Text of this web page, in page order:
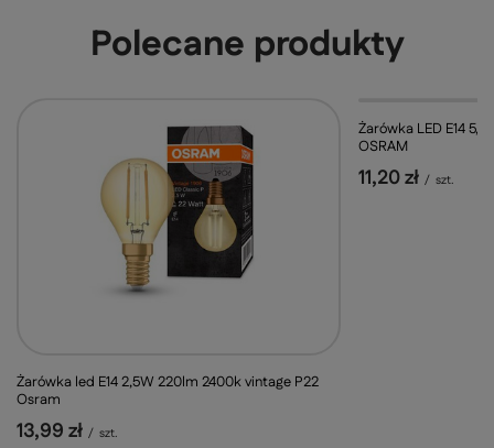
Polecane produkty
Żarówka led E14 2,5W 220lm 2400k vintage P22
Osram
13,99 zł / szt.
Żarówka LED E14
OSRAM
11,20 zł / szt.